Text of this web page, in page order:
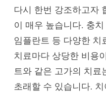
다시 한번 강조하고자
이 매우 높습니다. 충
임플란트 등 다양한 치
치료마다 상당한 비용
트와 같은 고가의 치료
초래할 수 있습니다.